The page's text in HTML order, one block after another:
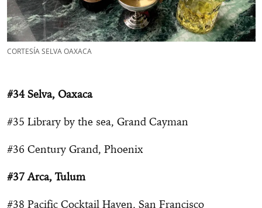
CORTESÍA SELVA OAXACA
#34 Selva, Oaxaca
#35 Library by the sea, Grand Cayman
#36 Century Grand, Phoenix
#37 Arca, Tulum
#38 Pacific Cocktail Haven, San Francisco